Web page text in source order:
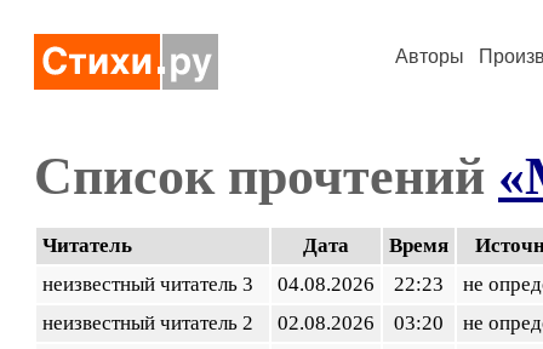
Авторы
Список прочтений
Читатель Дата Время
неизвестный читатель 3
04.08.2026 22:23
не
неизвестный читатель 2
02.08.2026 03:20
не